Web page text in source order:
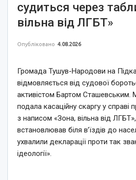
судиться через
вільна від ЛГБТ»
Опубліковано 4.08.2026
Громада Тушув-Народови на
відмовляється від судової
активістом Бартом Сташевським.
подала касаційну скаргу у справі
з написом «Зона, вільна від ЛГБТ»,
встановлював біля в’їздів до
ухвалили декларації проти так
ідеології».